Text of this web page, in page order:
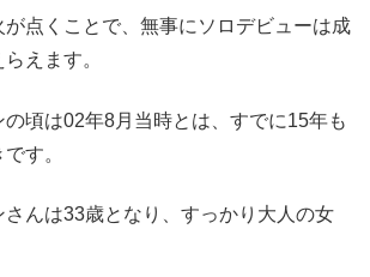
が点くことで、無事にソロデビューは成
えます。
の頃は02年8月当時とは、すでに15年も
す。
さんは33歳となり、すっかり大人の女